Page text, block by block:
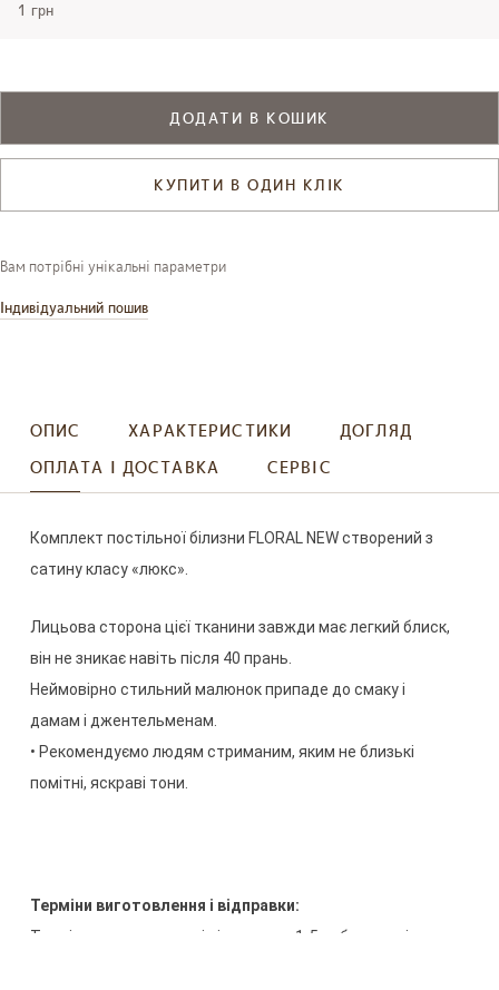
1 грн
ДОДАТИ В КОШИК
КУПИТИ В ОДИН КЛІК
Вам потрібні унікальні параметри
Індивідуальний пошив
ОПИС ХАРАКТЕРИСТИКИ
ДОГЛЯД
ОПЛАТА І ДОСТАВКА
СЕРВІС
Комплект постільноїбілизни FLORAL NEWстворений з
сатинукласу «люкс».
Лицьовасторонацієї тканини завжди маєлегкий блиск,
він не зникаєнавіть після 40 прань.
Неймовірно стильний малюнокприпаде до смакуі
дамам і джентельменам.
• Рекомендуємо людям стриманим, яким не близькі
помітні, яскраві тони.
Терміни виготовлення і відправки:
Терміни
і відправки 1-5 робочих днів